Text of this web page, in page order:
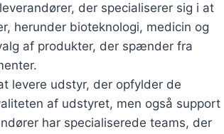
der specialiserer sig i at
herunder bioteknologi, medicin og
af produkter, der spænder fra
levere udstyr, der opfylder de
af udstyret, men også support
har specialiserede teams, der